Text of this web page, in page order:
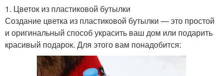
1. Цветок из пластиковой бутылки
Создание цветка из пластиковой бутылки — это простой
и оригинальный способ украсить ваш дом или подарить
красивый подарок. Для этого вам понадобится: